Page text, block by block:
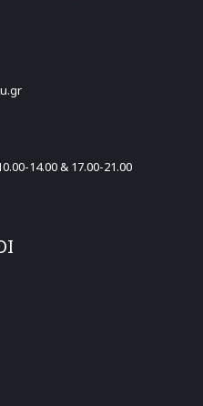
14.00 & 17.00-21.00